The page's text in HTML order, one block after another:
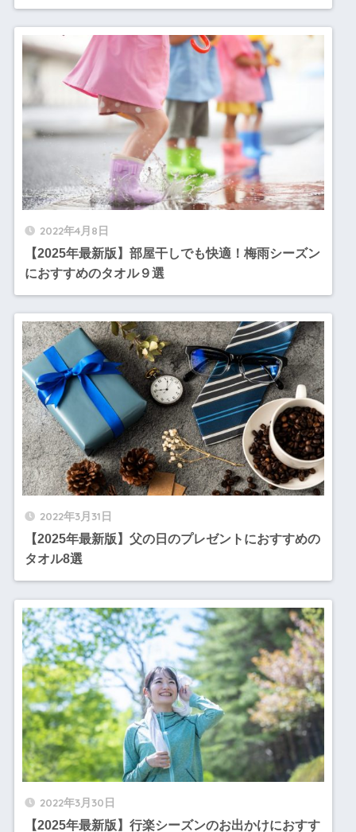
2022年4月8日
【2025年最新版】部屋干しでも快適！梅雨シーズン
におすすめのタオル９選
2022年3月31日
【2025年最新版】父の日のプレゼントにおすすめの
タオル8選
2022年3月30日
【2025年最新版】行楽シーズンのお出かけにおすす